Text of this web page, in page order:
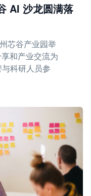
AI 沙龙圆满落
芯谷产业园举
和产业交流为
科研人员参